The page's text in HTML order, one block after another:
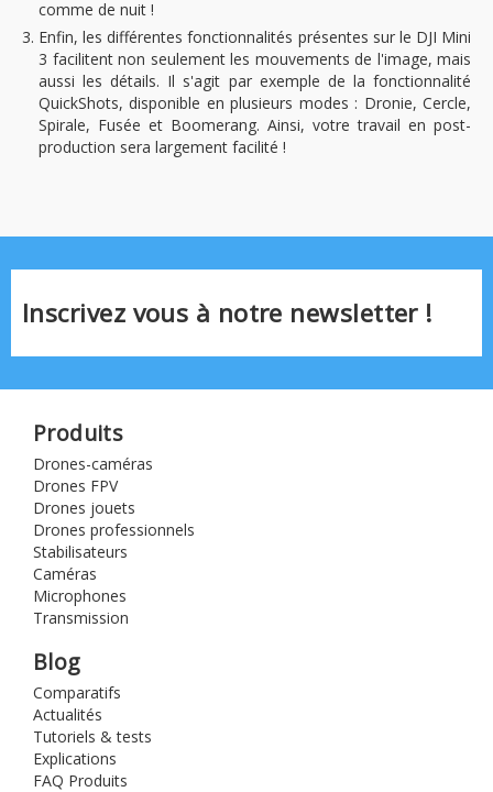
comme de nuit !
Enfin, les différentes fonctionnalités présentes sur le DJI Mini
3 facilitent non seulement les mouvements de l'image, mais
aussi les détails. Il s'agit par exemple de la fonctionnalité
QuickShots, disponible en plusieurs modes : Dronie, Cercle,
Spirale, Fusée et Boomerang. Ainsi, votre travail en post-
production sera largement facilité !
Inscrivez vous à notre newsletter !
Produits
Drones-caméras
Drones FPV
Drones jouets
Drones professionnels
Stabilisateurs
Caméras
Microphones
Transmission
Blog
Comparatifs
Actualités
Tutoriels & tests
Explications
FAQ Produits